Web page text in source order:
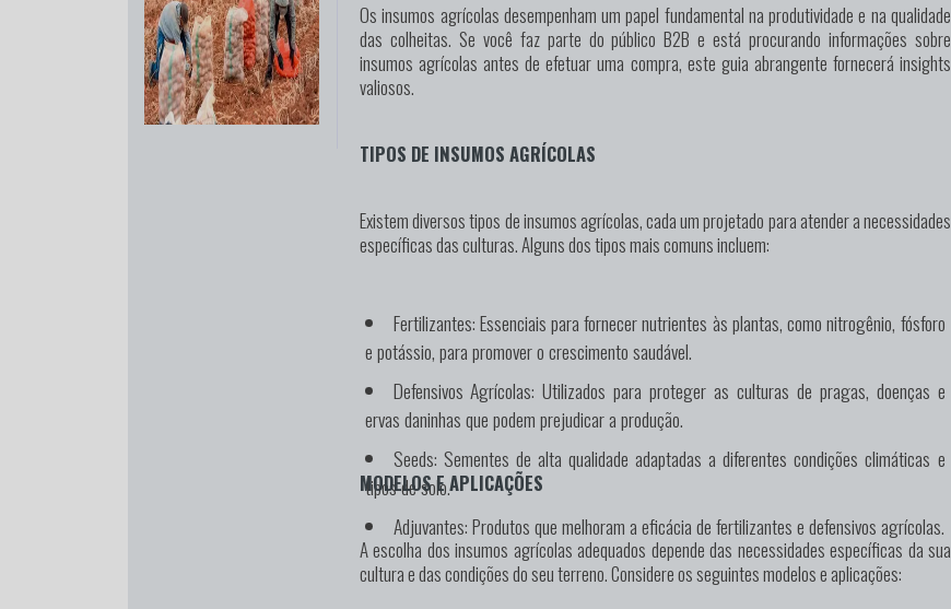
Os insumos agrícolas desempenham um papel fundamental na produtividade e na qualidade
das colheitas. Se você faz parte do público B2B e está procurando informações sobre
insumos agrícolas antes de efetuar uma compra, este guia abrangente fornecerá insights
valiosos.
TIPOS DE INSUMOS AGRÍCOLAS
Existem diversos tipos de insumos agrícolas, cada um projetado para atender a necessidades
específicas das culturas. Alguns dos tipos mais comuns incluem:
Fertilizantes:Essenciais para fornecer nutrientes às plantas, como nitrogênio, fósforo
e potássio, para promover o crescimento saudável.
Defensivos Agrícolas: Utilizados para proteger as culturas de pragas, doenças e
ervas daninhas que podem prejudicar a produção.
Seeds: Sementes de alta qualidade adaptadas a diferentes condições climáticas e
tipos de solo.
Adjuvantes:Produtos que melhoram a eficácia de fertilizantes e defensivos agrícolas.
MODELOS E APLICAÇÕES
A escolha dos insumos agrícolas adequados depende das necessidades específicas da sua
cultura e das condições do seu terreno. Considere os seguintes modelos e aplicações: